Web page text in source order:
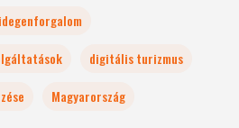
digitális turizmus
Magyarország